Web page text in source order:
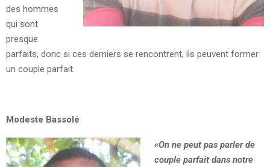
des hommes
qui sont
presque
parfaits, donc si ces derniers se rencontrent, ils peuvent former
un couple parfait.
Modeste Bassolé
«On ne peut pas parler de
couple parfait dans notre